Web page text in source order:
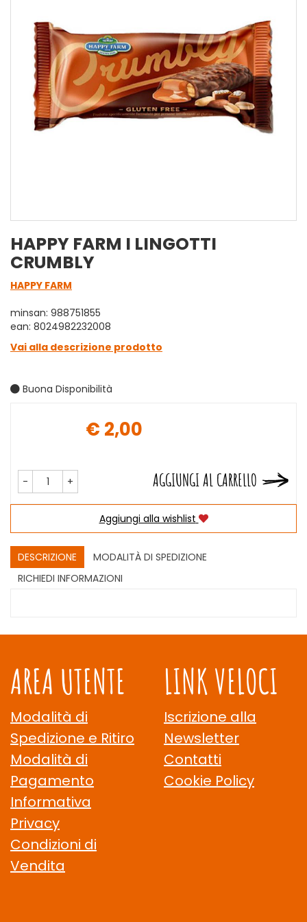
HAPPY FARM I LINGOTTI
CRUMBLY
HAPPY FARM
minsan: 988751855
ean: 8024982232008
Vai alla descrizione prodotto
Buona Disponibilità
€ 2,00
- + AGGIUNGI AL CARRELLO
Aggiungi alla wishlist
DESCRIZIONE
MODALITÀ DI SPEDIZIONE
RICHIEDI INFORMAZIONI
AREA UTENTE
Modalità di
Spedizione e Ritiro
Modalità di
Pagamento
Informativa
Privacy
Condizioni di
Vendita
LINK VELOCI
Iscrizione alla
Newsletter
Contatti
Cookie Policy